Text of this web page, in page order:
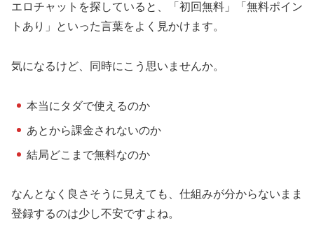
エロチャットを探していると、「初回無料」「無料ポイン
トあり」といった言葉をよく見かけます。
気になるけど、同時にこう思いませんか。
本当にタダで使えるのか
あとから課金されないのか
結局どこまで無料なのか
なんとなく良さそうに見えても、仕組みが分からないまま
登録するのは少し不安ですよね。